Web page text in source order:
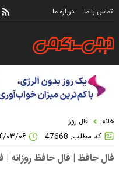
تماس با ما درباره ما
خانه فال روز
کد مطلب: 47668
فال حافظ | فال حافظ روزانه | فال حافظ